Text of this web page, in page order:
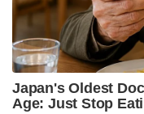
ഇത്തരം
ജോംഗ് ഉൻ
സമ്മാനിക്കുകയും
https://twitter.com/
191?